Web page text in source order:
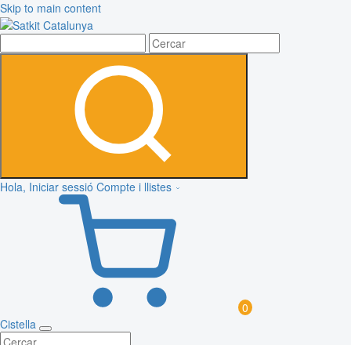
Skip to main content
Hola, Iniciar sessió Compte i llistes
0
Cistella